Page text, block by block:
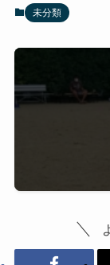
未分類